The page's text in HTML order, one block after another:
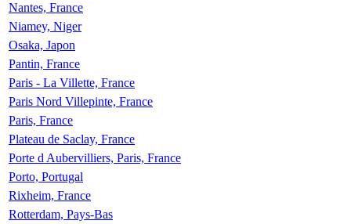
Nantes, France
Niamey, Niger
Osaka, Japon
Pantin, France
Paris - La Villette, France
Paris Nord Villepinte, France
Paris, France
Plateau de Saclay, France
Porte d Aubervilliers, Paris, France
Porto, Portugal
Rixheim, France
Rotterdam, Pays-Bas